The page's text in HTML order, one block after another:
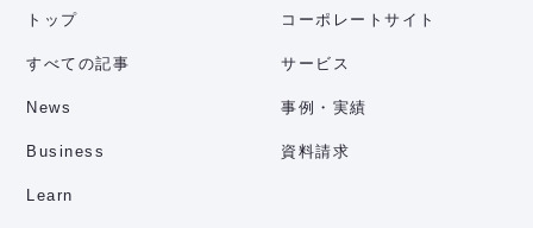
トップ
すべての記事
News
Business
Learn
コーポレートサイト
サービス
事例・実績
資料請求